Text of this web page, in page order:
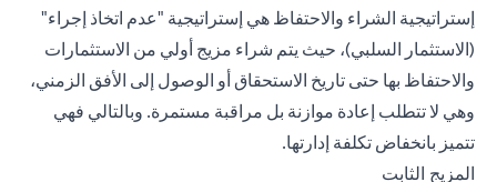
إستراتيجية الشراء والاحتفاظ هي إستراتيجية "عدم اتخاذ إجراء"
(الاستثمار السلبي)، حيث يتم شراء مزيج أولي من الاستثمارات
والاحتفاظ بها حتى تاريخ الاستحقاق أو الوصول إلى الأفق الزمني،
وهي لا تتطلب إعادة موازنة بل مراقبة مستمرة. وبالتالي فهي
تتميز بانخفاض تكلفة إدارتها.
المزيج الثابت